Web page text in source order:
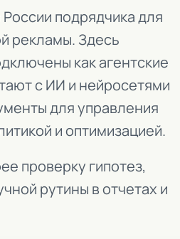
подрядчика для
рекламы. Здесь
как агентские
с ИИ и нейросетями
для управления
и оптимизацией.
проверку гипотез,
рутины в отчетах и